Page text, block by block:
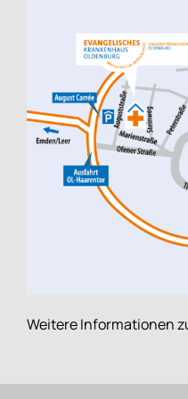
Weitere Informationen